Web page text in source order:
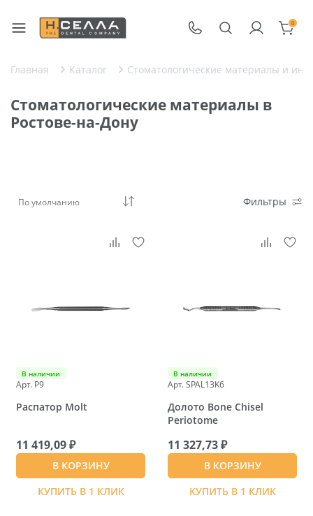
0
Главная Каталог Стоматологические материалы и
Стоматологические материалы в
Ростове-на-Дону
Фильтры
В наличии
Арт. P9
Распатор Molt
11 419,09 ₽
В КОРЗИНУ
КУПИТЬ В 1 КЛИК
В наличии
Арт. SPAL13K6
Долото Bone Chisel
Periotome
11 327,73 ₽
В КОРЗИНУ
КУПИТЬ В 1 КЛИК